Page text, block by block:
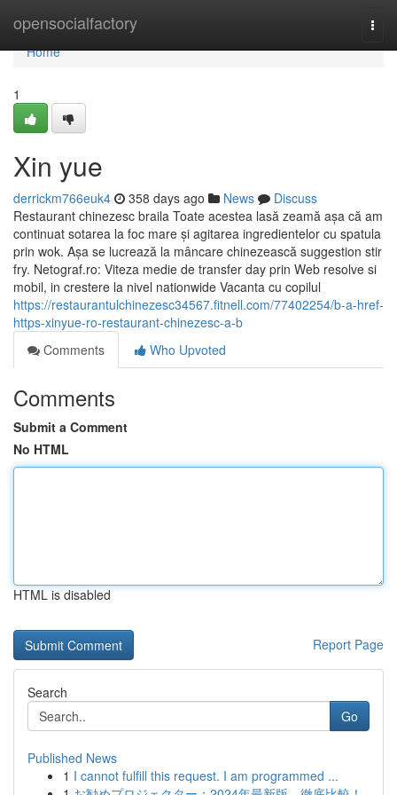
opensocialfactory
Home
Home
1
Xin yue
derrickm766euk4 358 days ago News
Discuss
Restaurant chinezesc braila Toate acestea lasă zeamă așa că am
continuat sotarea la foc mare și agitarea ingredientelor cu spatula
prin wok. Așa se lucrează la mâncare chinezească suggestion stir
fry. Netograf.ro: Viteza medie de transfer day prin Web resolve si
mobil, in crestere la nivel nationwide Vacanta cu copilul
https://restaurantulchinezesc34567.fitnell.com/77402254/b-a-href-
https-xinyue-ro-restaurant-chinezesc-a-b
Comments
Who Upvoted
Comments
Submit a Comment
No HTML
HTML is disabled
Report Page
Search
Go
Published News
1 I cannot fulfill this request. I am programmed ...